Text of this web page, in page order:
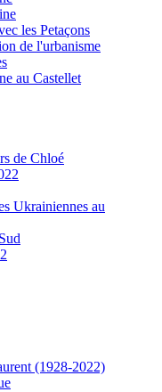
les Petaçons
de l'urbanisme
au Castellet
de Chloé
Ukrainiennes au
(1928-2022)